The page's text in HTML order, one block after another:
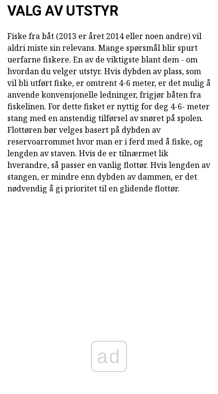
VALG AV UTSTYR
Fiske fra båt (2013 er året 2014 eller noen andre) vil
aldri miste sin relevans. Mange spørsmål blir spurt
uerfarne fiskere. En av de viktigste blant dem - om
hvordan du velger utstyr. Hvis dybden av plass, som
vil bli utført fiske, er omtrent 4-6 meter, er det mulig å
anvende konvensjonelle ledninger, frigjør båten fra
fiskelinen. For dette fisket er nyttig for deg 4-6- meter
stang med en anstendig tilførsel av snøret på spolen.
Flottøren bør velges basert på dybden av
reservoarrommet hvor man er i ferd med å fiske, og
lengden av staven. Hvis de er tilnærmet lik
hverandre, så passer en vanlig flottør. Hvis lengden av
stangen, er mindre enn dybden av dammen, er det
nødvendig å gi prioritet til en glidende flottør.
ad